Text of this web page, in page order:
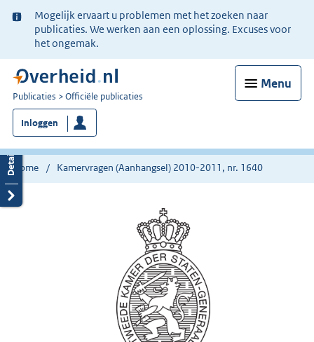
Ter
informatie:
Mogelijk ervaart u problemen met het zoeken naar
publicaties. We werken aan een oplossing. Excuses voor
het ongemak.
Menu
U
bent
nu
hier:
Publicaties Officiële publicaties
Inloggen
Home Kamervragen (Aanhangsel) 2010-2011, nr. 1640